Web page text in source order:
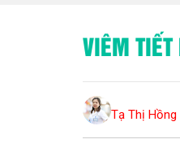
VIÊM
Tạ Thị Hồng